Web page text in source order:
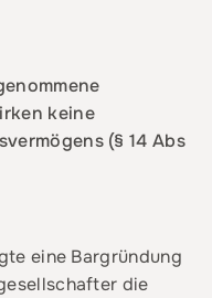
keine
(§ 14 Abs
eine Bargründung
die